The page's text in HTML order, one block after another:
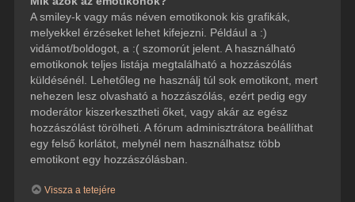
A smiley-k vagy más néven emotikonok kis grafikák,
melyekkel érzéseket lehet kifejezni. Például a :)
vidámot/boldogot, a :( szomorút jelent. A használható
emotikonok teljes listája megtalálható a hozzászólás
küldésénél. Lehetőleg ne használj túl sok emotikont, mert
nehezen lesz olvasható a hozzászólás, ezért pedig egy
moderátor kiszerkesztheti őket, vagy akár az egész
hozzászólást törölheti. A fórum adminisztrátora beállíthat
egy felső korlátot, melynél nem használhatsz több
emotikont egy hozzászólásban.
Vissza a tetejére